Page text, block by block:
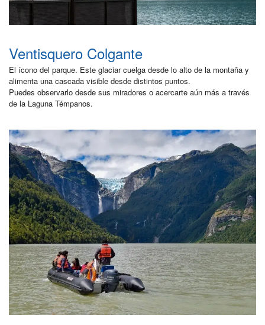
Ventisquero Colgante
El ícono del parque. Este glaciar cuelga desde lo alto de la montaña y
alimenta una cascada visible desde distintos puntos.
Puedes observarlo desde sus miradores o acercarte aún más a través
de la Laguna Témpanos.